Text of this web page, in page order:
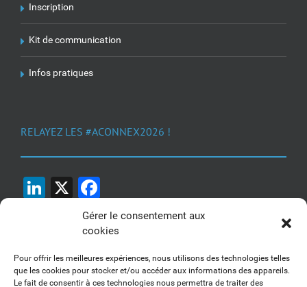
Gérer le consentement aux
cookies
Pour offrir les meilleures expériences, nous utilisons des technologies telles
que les cookies pour stocker et/ou accéder aux informations des appareils.
Le fait de consentir à ces technologies nous permettra de traiter des
Inscription
Kit de communication
Infos pratiques
RELAYEZ LES #ACONNEX2026 !
LinkedIn
X